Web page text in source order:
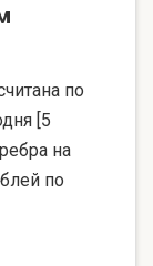
по
[5
на
по